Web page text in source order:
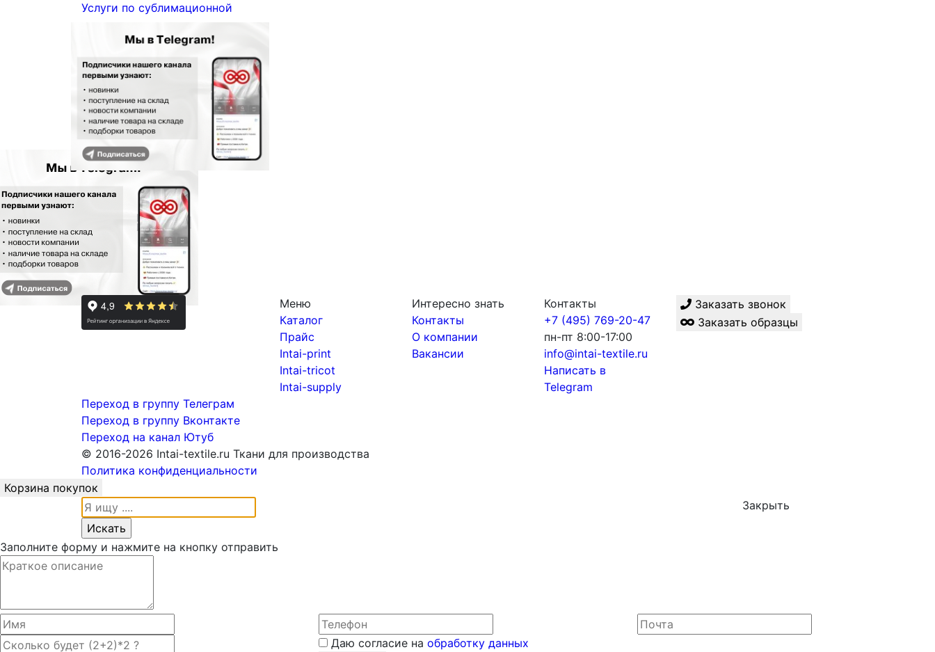
Услуги по сублимационной
Меню
Каталог
Прайс
Intai-print
Intai-tricot
Intai-supply
Интересно знать
Контакты
О компании
Вакансии
Контакты
+7 (495) 769-20-47
пн-пт 8:00-17:00
info@intai-textile.ru
Написать в
Telegram
Заказать звонок
Заказать образцы
Переход в группу Телеграм
Переход в группу Вконтакте
Переход на канал Ютуб
© 2016-2026 Intai-textile.ru Ткани для производства
Политика конфиденциальности
Корзина покупок
Закрыть
Заполните форму и нажмите на кнопку отправить
Даю согласие на обработку данных